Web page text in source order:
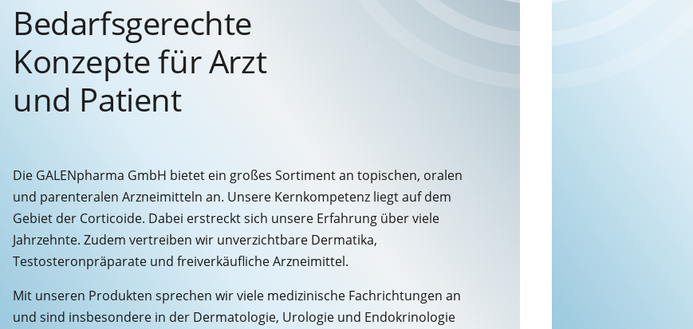
Bedarfsgerechte
Konzepte für Arzt
und Patient
Die GALENpharma GmbH bietet ein großes Sortiment an topischen, oralen
und parenteralen Arzneimitteln an. Unsere Kernkompetenz liegt auf dem
Gebiet der Corticoide. Dabei erstreckt sich unsere Erfahrung über viele
Jahrzehnte. Zudem vertreiben wir unverzichtbare Dermatika,
Testosteronpräparate und freiverkäufliche Arzneimittel.
Mit unseren Produkten sprechen wir viele medizinische Fachrichtungen an
und sind insbesondere in der Dermatologie, Urologie und Endokrinologie